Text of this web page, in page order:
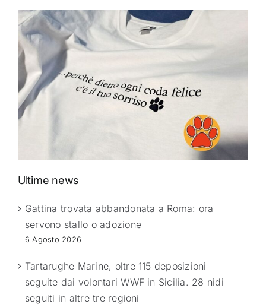
Ultime news
Gattina trovata abbandonata a Roma: ora
servono stallo o adozione
6 Agosto 2026
Tartarughe Marine, oltre 115 deposizioni
seguite dai volontari WWF in Sicilia. 28 nidi
seguiti in altre tre regioni